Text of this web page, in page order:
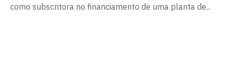
como subscritora no financiamento de uma planta de...